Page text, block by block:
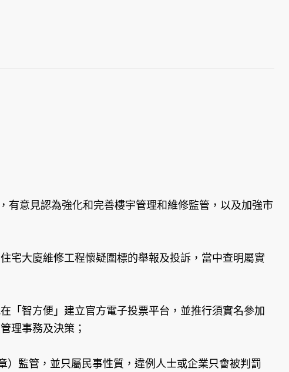
意見認為強化和完善樓宇管理和維修監管，以及加強市
宅大廈維修工程懷疑圍標的舉報及投訴，當中查明屬實
「智方便」建立官方電子投票平台，並推行須實名參加
理事務及決策；
）監管，並只屬民事性質，違例人士或企業只會被判罰